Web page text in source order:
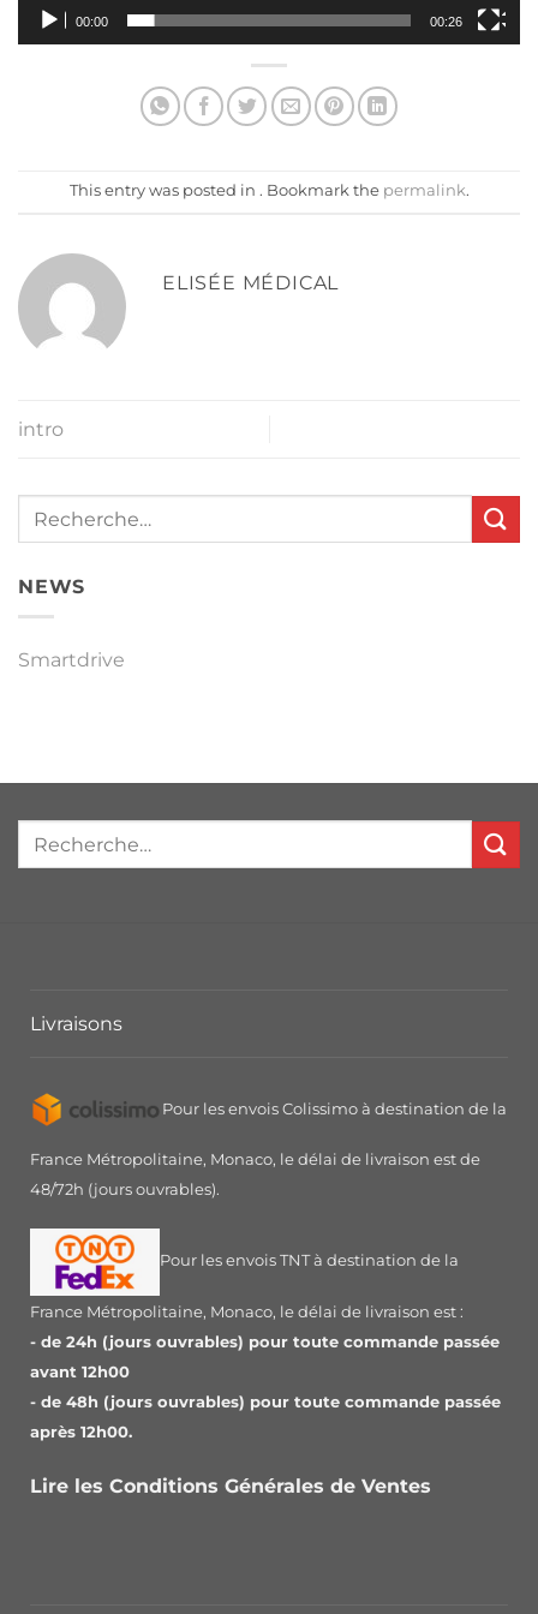
00:00 00:26
This entry was posted in . Bookmark the permalink.
ELISÉE MÉDICAL
intro
NEWS
Smartdrive
Livraisons
Pour les envois Colissimo à destination de la
France Métropolitaine, Monaco, le délai de livraison est de
48/72h (jours ouvrables).
Pour les envois TNT à destination de la
France Métropolitaine, Monaco, le délai de livraison est :
- de 24h (jours ouvrables) pour toute commande passée
avant 12h00
- de 48h (jours ouvrables) pour toute commande passée
après 12h00.
Lire les Conditions Générales de Ventes